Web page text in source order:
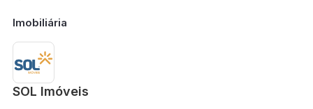
Imobiliária
SOL Imóveis